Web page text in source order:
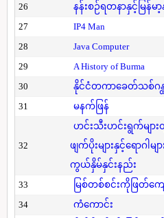
26
နန်းစဉ်ရတနာနှင့်မြန်
27
IP4 Man
28
Java Computer
29
A History of Burma
30
နိုင်ငံတကာခေတ်သစ်ဂန္ထ
31
မနက်ဖြန်
32
ဟင်းသီးဟင်းရွက်မျ
ဖျက်ပိုးများနှင့်ရောဂါ
ကွယ်နှိမ်နှင်းနည်း
33
မြစ်တစ်စင်းကိုဖြတ်ကျေ
34
ကံကောင်း